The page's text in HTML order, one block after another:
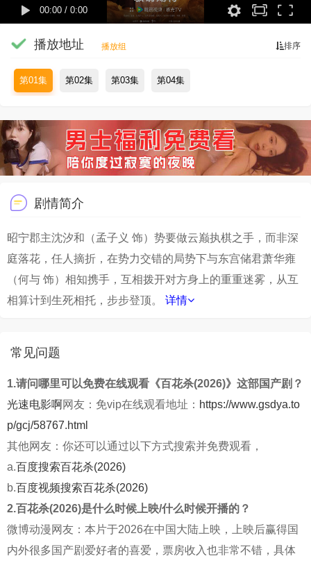
00:00 / 0:00
排序
播放地址 播放组
第01集 第02集 第03集 第04集
剧情简介
昭宁郡主沈汐和（孟子义 饰）势要做云巅执棋之手，而非深
庭落花，任人摘折，在势力交错的局势下与东宫储君萧华雍
（何与 饰）相知携手，互相拨开对方身上的重重迷雾，从互
相算计到生死相托，步步登顶。
详情
常见问题
1.请问哪里可以免费在线观看《百花杀(2026)》这部国产剧？
光速电影啊网友：免vip在线观看地址： https://www.gsdya.to
p/gcj/58767.html
其他网友：你还可以通过以下方式搜索并免费观看，
a.百度搜索百花杀(2026)
b.百度视频搜索百花杀(2026)
2.百花杀(2026)是什么时候上映/什么时候开播的？
微博动漫网友：本片于2026在中国大陆上映，上映后赢得国
内外很多国产剧爱好者的喜爱，票房收入也非常不错，具体